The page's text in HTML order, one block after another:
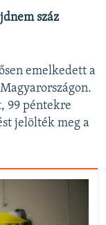
száz
emelkedett a
99 péntekre
jelölték meg a